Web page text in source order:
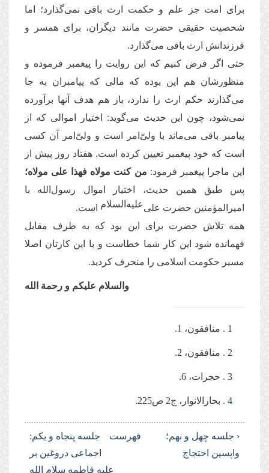
برای امت جز علم و حکمت ارث باقی نمی‌گذارد؛ اما
شخصیت حقیقی حضرت مانند دیگران، برای همسر و
فرزندانش ارث باقی می‌گذارد.
حتی اگر فرض کنیم که این روایت را پیغمبر فرموده و
منظورشان هم این بوده که مالی که پیامبران به جا
می‌گذارند حکم ارث را ندارد، باز هم هدف آنها برآورده
نمی‌شود، چون این حدیث می‌گوید:‌ اختیار اموالی که از
پیامبر باقی می‌ماند با ولیّ‌امر است و ولیّ‌امر آن کسی
است که خود پیغمبر تعیین کرده است. هفتاد روز پیش از
این ماجرا پیغمبر فرمود: من کنت مولاه فهذا علی مولاه؛
پس طبق همین حدیث، اختیار اموال رسول‌ا‌لله با
امیرالمؤمنین حضرت علی‌علیه‌السلام است.
همه تلاش حضرت برای این بود که به طرف مقابل
فهمانده شود این کار شما خطاست و با این کارتان اصلا
مسیر حکومت اسلامی را منحرف کردید.
والسلام علیکم و رحمة ‌الله
1 . منافقون، 1.
2 . منافقون، 2.
3 . حجرات، 6.
4 . بحارالانوار، ج2 ص225.
‹ جلسه چهل و نهم؛
واپسین احتجاج
فهرست
جلسه پنجاه و یکم:
اجماعی دروغین بر
علیه فاطمه سلام الله